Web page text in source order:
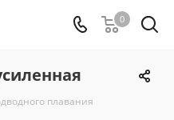
0
плавания